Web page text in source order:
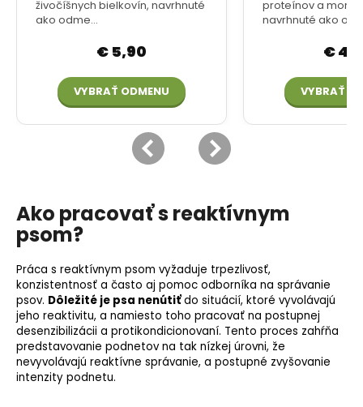
Ako pracovať s reaktívnym
psom?
Práca s reaktívnym psom vyžaduje trpezlivosť,
konzistentnosť a často aj pomoc odborníka na správanie
psov. Dôležité je psa nenútiťdo situácií, ktoré vyvolávajú
jeho reaktivitu, a namiesto toho pracovať na postupnej
desenzibilizácii a protikondicionovaní. Tento proces zahŕňa
predstavovanie podnetov na tak nízkej úrovni, že
nevyvolávajú reaktívne správanie, a postupné zvyšovanie
intenzity podnetu.